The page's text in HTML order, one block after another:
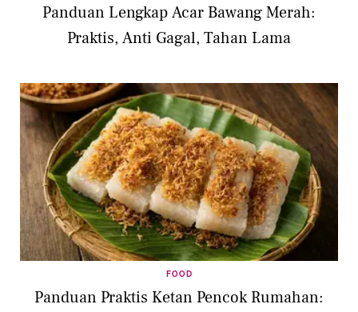
Panduan Lengkap Acar Bawang Merah:
Praktis, Anti Gagal, Tahan Lama
FOOD
Panduan Praktis Ketan Pencok Rumahan: